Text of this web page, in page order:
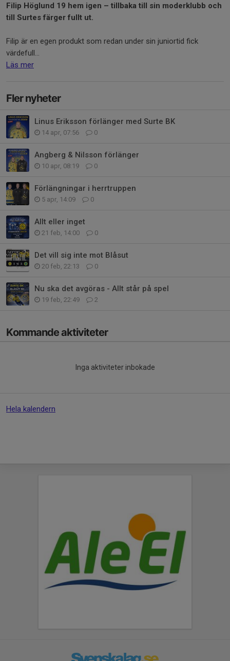
Filip Höglund 19 hem igen – tillbaka till sin moderklubb och
till Surtes färger fullt ut.
Filip är en egen produkt som redan under sin juniortid fick
värdefull...
Läs mer
Fler nyheter
Linus Eriksson förlänger med Surte BK
14 apr, 07:56 0
Angberg & Nilsson förlänger
10 apr, 08:19 0
Förlängningar i herrtruppen
5 apr, 14:09 0
Allt eller inget
21 feb, 14:00 0
Det vill sig inte mot Blåsut
20 feb, 22:13 0
Nu ska det avgöras - Allt står på spel
19 feb, 22:49 2
Kommande aktiviteter
Inga aktiviteter inbokade
Hela kalendern